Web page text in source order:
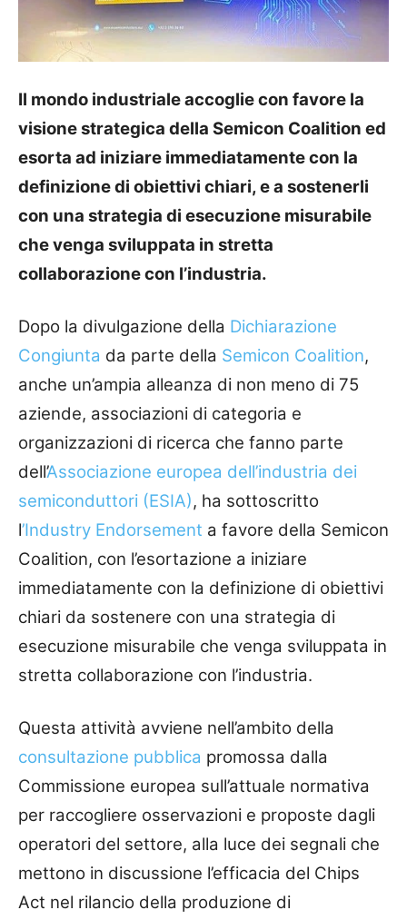
Il mondo industriale accoglie con favore la
visione strategica della Semicon Coalition ed
esorta ad iniziare immediatamente con la
definizione di obiettivi chiari, e a sostenerli
con una strategia di esecuzione misurabile
che venga sviluppata in stretta
collaborazione con l’industria.
Dopo la divulgazione della Dichiarazione
Congiunta da parte della Semicon Coalition,
anche un’ampia alleanza di non meno di 75
aziende, associazioni di categoria e
organizzazioni di ricerca che fanno parte
dell’Associazione europea dell’industria dei
semiconduttori (ESIA), ha sottoscritto
l’Industry Endorsement a favore della Semicon
Coalition, con l’esortazione a iniziare
immediatamente con la definizione di obiettivi
chiari da sostenere con una strategia di
esecuzione misurabile che venga sviluppata in
stretta collaborazione con l’industria.
Questa attività avviene nell’ambito della
consultazione pubblica promossa dalla
Commissione europea sull’attuale normativa
per raccogliere osservazioni e proposte dagli
operatori del settore, alla luce dei segnali che
mettono in discussione l’efficacia del Chips
Act nel rilancio della produzione di